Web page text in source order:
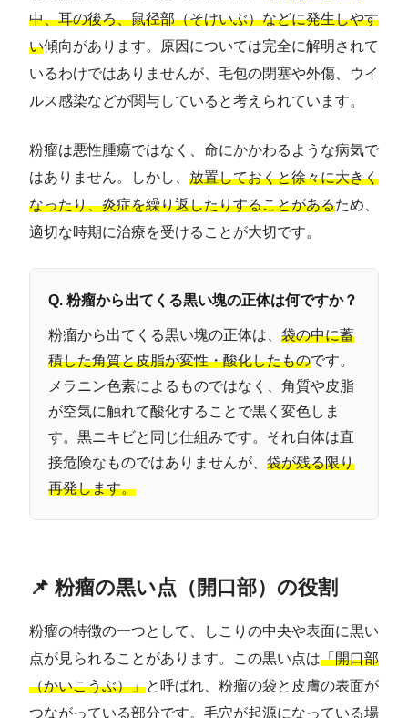
中、耳の後ろ、鼠径部（そけいぶ）などに発生しやす
い傾向があります。原因については完全に解明されて
いるわけではありませんが、毛包の閉塞や外傷、ウイ
ルス感染などが関与していると考えられています。
粉瘤は悪性腫瘍ではなく、命にかかわるような病気で
はありません。しかし、 放置しておくと徐々に大きく
なったり、炎症を繰り返したりすることがあるため、
適切な時期に治療を受けることが大切です。
Q. 粉瘤から出てくる黒い塊の正体は何ですか？
粉瘤から出てくる黒い塊の正体は、 袋の中に蓄
積した角質と皮脂が変性・酸化したものです。
メラニン色素によるものではなく、角質や皮脂
が空気に触れて酸化することで黒く変色しま
す。黒ニキビと同じ仕組みです。それ自体は直
接危険なものではありませんが、 袋が残る限り
再発します。
📌 粉瘤の黒い点（開口部）の役割
粉瘤の特徴の一つとして、しこりの中央や表面に黒い
点が見られることがあります。この黒い点は「開口部
（かいこうぶ）」と呼ばれ、粉瘤の袋と皮膚の表面が
つながっている部分です。毛穴が起源になっている場